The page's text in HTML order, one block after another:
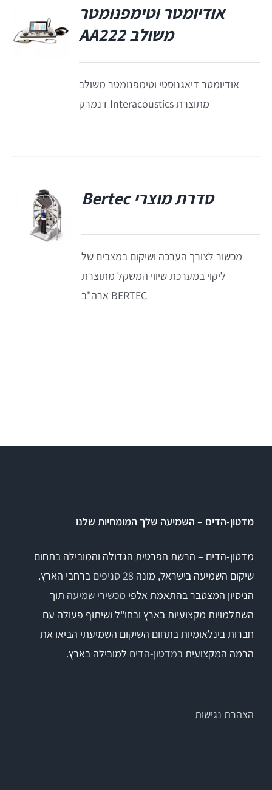
אודיומטר וטימפנומטר
משולב AA222
אודיומטר דיאגנוסטי וטימפנומטר משולב
מתוצרת Interacoustics דנמרק
סדרת מוצרי Bertec
מכשור לצורך הערכה ושיקום במצבים של
ליקוי במערכת שיווי המשקל מתוצרת
BERTEC ארה"ב
מדטון-הדים – השמיעה שלך המומחיות שלנו
מדטון-הדים – הרשת הפרטית הגדולה והמובילה בתחום
שיקום השמיעה בישראל, מונה 28 סניפים
ברחבי הארץ.
הניסיון המצטבר בהתאמת אלפי מכשירי שמיעה תוך
השתלמויות מקצועיות בארץ ובחו"ל ושיתוף פעולה עם
חברות בינלאומיות בתחום השיקום השמיעתי הביאו את
הרמה המקצועיתבמדטון-הדים למובילה בארץ.
הצהרת נגישות